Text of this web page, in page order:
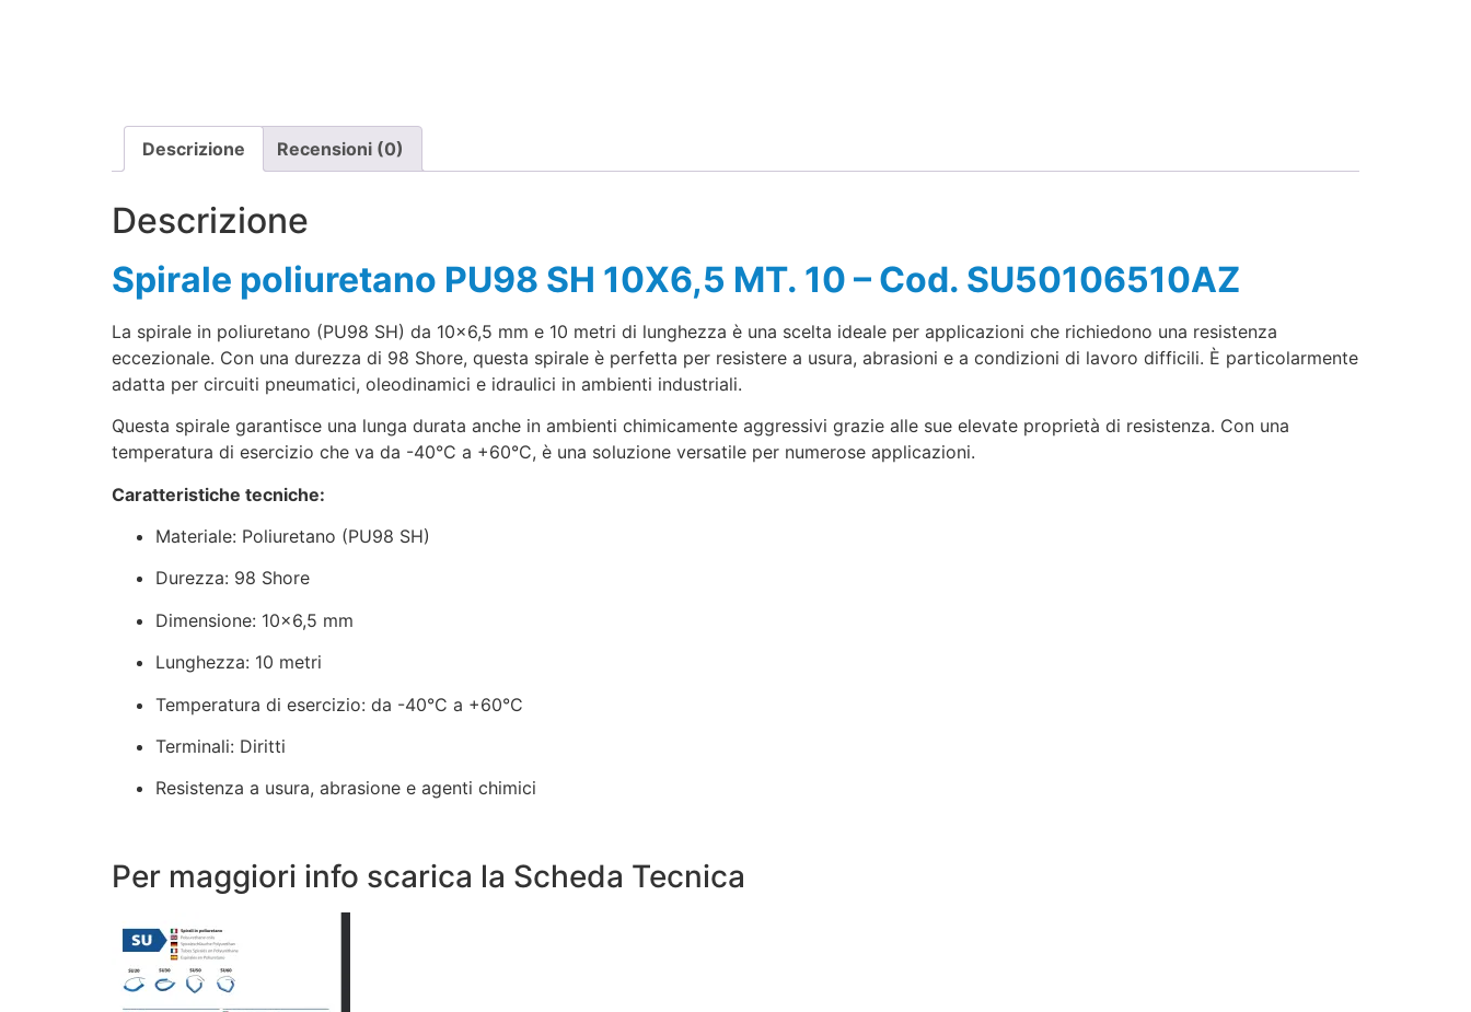
Descrizione Recensioni (0)
Descrizione
Spirale poliuretano PU98 SH 10X6,5 MT. 10 – Cod. SU50106510AZ
La spirale in poliuretano (PU98 SH) da 10×6,5 mm e 10 metri di lunghezza è una scelta ideale per applicazioni che richiedono una resistenza
eccezionale. Con una durezza di 98 Shore, questa spirale è perfetta per resistere a usura, abrasioni e a condizioni di lavoro difficili. È particolarmente
adatta per circuiti pneumatici, oleodinamici e idraulici in ambienti industriali.
Questa spirale garantisce una lunga durata anche in ambienti chimicamente aggressivi grazie alle sue elevate proprietà di resistenza. Con una
temperatura di esercizio che va da -40°C a +60°C, è una soluzione versatile per numerose applicazioni.
Caratteristiche tecniche:
Materiale: Poliuretano (PU98 SH)
Durezza: 98 Shore
Dimensione: 10×6,5 mm
Lunghezza: 10 metri
Temperatura di esercizio: da -40°C a +60°C
Terminali: Diritti
Resistenza a usura, abrasione e agenti chimici
Per maggiori info scarica la Scheda Tecnica